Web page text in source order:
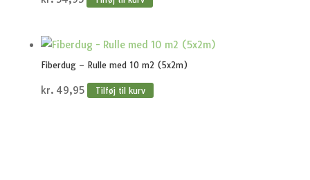
Fiberdug – Rulle med 10 m2 (5x2m)
kr. 49,95 Tilføj til kurv